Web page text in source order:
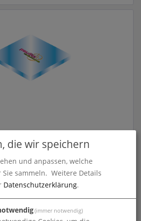
die wir speichern
und anpassen, welche
sammeln. Weitere Details
Datenschutzerklärung.
(immer notwendig)